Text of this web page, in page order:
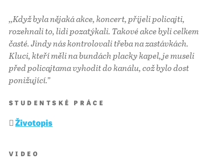
,,Když byla nějaká akce, koncert, přijeli policajti,
rozehnali to, lidi pozatýkali. Takové akce byli celkem
časté. Jindy nás kontrolovali třeba na zastávkách.
Kluci, kteří měli na bundách placky kapel, je museli
před policajtama vyhodit do kanálu, což bylo dost
ponižující.”
STUDENTSKÉ PRÁCE
Životopis
VIDEO